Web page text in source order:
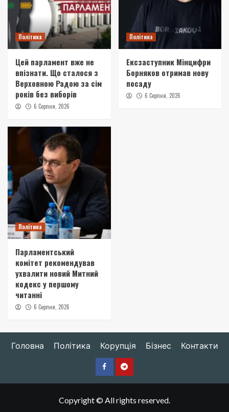
Політика
Цей парламент вже не
впізнати. Що сталося з
Верховною Радою за сім
років без виборів
6 Серпня, 2026
Політика
Ексзаступник Мінцифри
Борняков отримав нову
посаду
6 Серпня, 2026
Політика
Парламентський
комітет рекомендував
ухвалити новий Митний
кодекс у першому
читанні
6 Серпня, 2026
Головна Політика Корупція Бізнес Контакти
FacebookTelegram
Copyright © All rights reserved.